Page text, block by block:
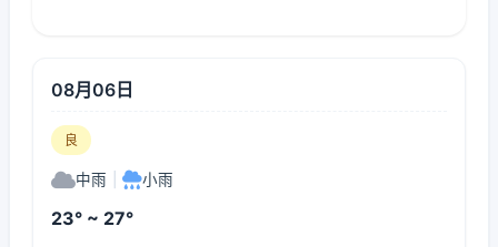
08月06日
良
中雨 小雨
23° ~ 27°